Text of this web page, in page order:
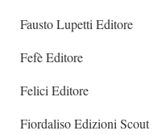
Fausto Lupetti Editore
Fefè Editore
Felici Editore
Fiordaliso Edizioni Scout